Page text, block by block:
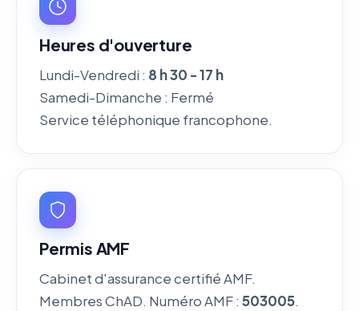
Heures d'ouverture
Lundi-Vendredi : 8 h 30 - 17 h
Samedi-Dimanche : Fermé
Service téléphonique francophone.
Permis AMF
Cabinet d'assurance certifié AMF.
Membres ChAD. Numéro AMF : 503005.